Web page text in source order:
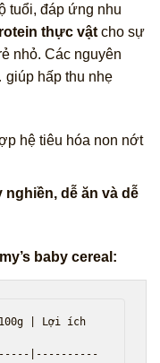
tuổi, đáp ứng nhu
thực vật cho sự
nhỏ. Các nguyên
giúp hấp thu nhẹ
hệ tiêu hóa non nớt
dễ ăn và dễ
baby cereal:
| Lợi ích
|----------